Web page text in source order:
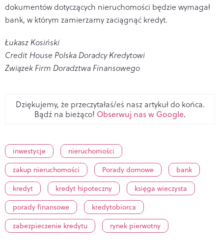
dokumentów dotyczących nieruchomości będzie wymagał
bank, w którym zamierzamy zaciągnąć kredyt.
Łukasz Kosiński
Credit House Polska Doradcy Kredytowi
Związek Firm Doradztwa Finansowego
Dziękujemy, że przeczytałaś/eś nasz artykuł do końca.
Bądź na bieżąco! Obserwuj nas w Google.
inwestycje
nieruchomości
zakup nieruchomości
Porady domowe
bank
kredyt
kredyt hipoteczny
księga wieczysta
porady finansowe
kredytobiorca
zabezpieczenie kredytu
rynek pierwotny